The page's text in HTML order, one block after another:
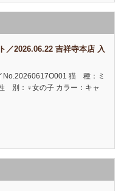
／2026.06.22 吉祥寺本店 入
No.20260617O001 猫 種：ミ
別：♀女の子 カラー：キャ